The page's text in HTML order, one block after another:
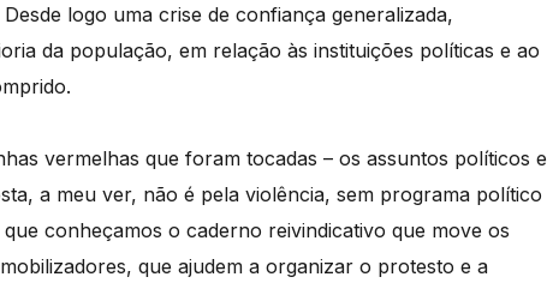
logo uma crise de confiança generalizada,
da população, em relação às instituições políticas e ao
vermelhas que foram tocadas – os assuntos políticos e
a meu ver, não é pela violência, sem programa político
conheçamos o caderno reivindicativo que move os
que ajudem a organizar o protesto e a